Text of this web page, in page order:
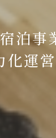
泊事
化運